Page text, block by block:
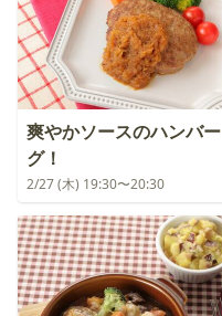
爽やかソースのハンバー
グ！
2/27 (木) 19:30〜20:30